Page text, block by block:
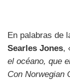
En palabras de
Searles Jones,
el océano, que
Con Norwegian